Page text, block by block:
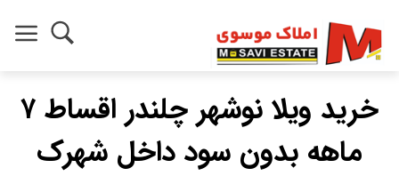
خرید ویلا نوشهر چلندر اقساط ۷
ماهه بدون سود داخل شهرک